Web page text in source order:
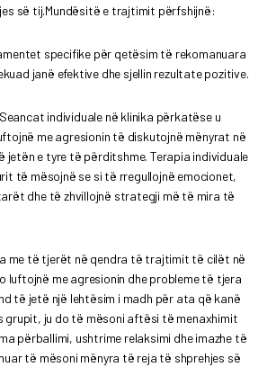
së tij.Mundësitë e trajtimit përfshijnë:
specifike për qetësim të rekomanuara
janë efektive dhe sjellin rezultate pozitive.
Seancat individuale në klinika përkatëse u
me agresionin të diskutojnë mënyrat në
jetën e tyre të përditshme. Terapia individuale
të mësojnë se si të rregullojnë emocionet,
dhe të zhvillojnë strategji më të mira të
me të tjerët në qendra të trajtimit të cilët në
luftojnë me agresionin dhe probleme të tjera
të jetë një lehtësim i madh për ata që kanë
grupit, ju do të mësoni aftësi të menaxhimit
përballimi, ushtrime relaksimi dhe imazhe të
të mësoni mënyra të reja të shprehjes së